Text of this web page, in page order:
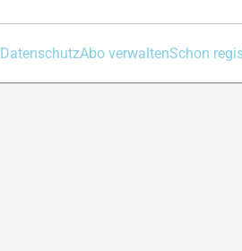
DatenschutzAbo verwaltenSchon